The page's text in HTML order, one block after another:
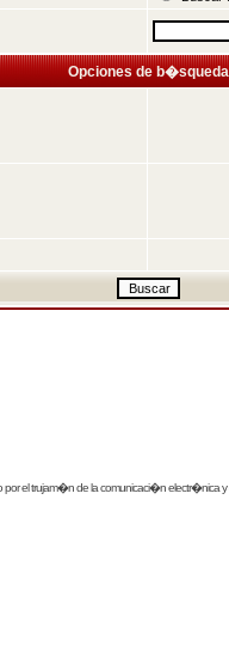
Opciones de b�squeda
por eltrujam�nde la comunicaci�n electr�nica